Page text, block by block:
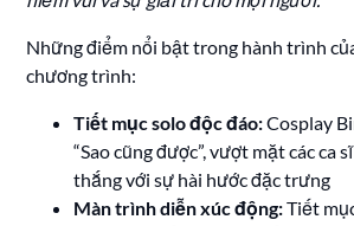
Những điểm nổi bật trong hành trình
chương trình:
Tiết mục solo độc đáo:Cosplay
“Sao cũng được”, vượt mặt các ca
thắng với sự hài hước đặc trưng
Màn trình diễn xúc động:Tiết